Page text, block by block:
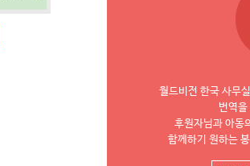
월드비전 한국 사무
번역
후원자님과 아동
함께하기 원하는